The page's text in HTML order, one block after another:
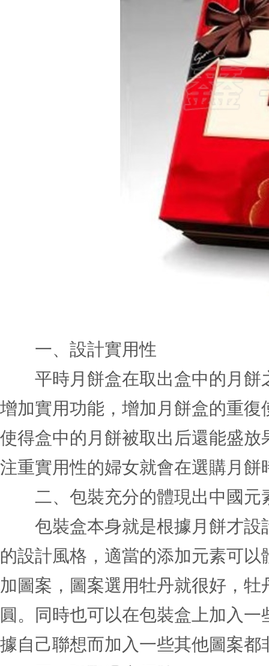
一、設計實用性
平時月餅盒在取出盒中的月餅
增加實用功能，增加月餅盒的重
使得盒中的月餅被取出后還能盛
注重實用性的婦女就會在選購月餅
二、包裝充分的體現出中國元
包裝盒本身就是根據月餅才設
的設計風格，適當的添加元素可
加圖案，圖案選用牡丹就很好，
圓。同時也可以在包裝盒上加入
據自己聯想而加入一些其他圖案都